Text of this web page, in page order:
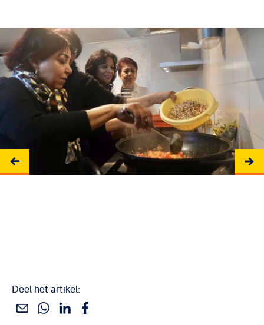
Deel het artikel:
Deel dit via e-mail
Deel dit via WhatsApp
Deel dit via Linkedin
Deel dit via Facebook